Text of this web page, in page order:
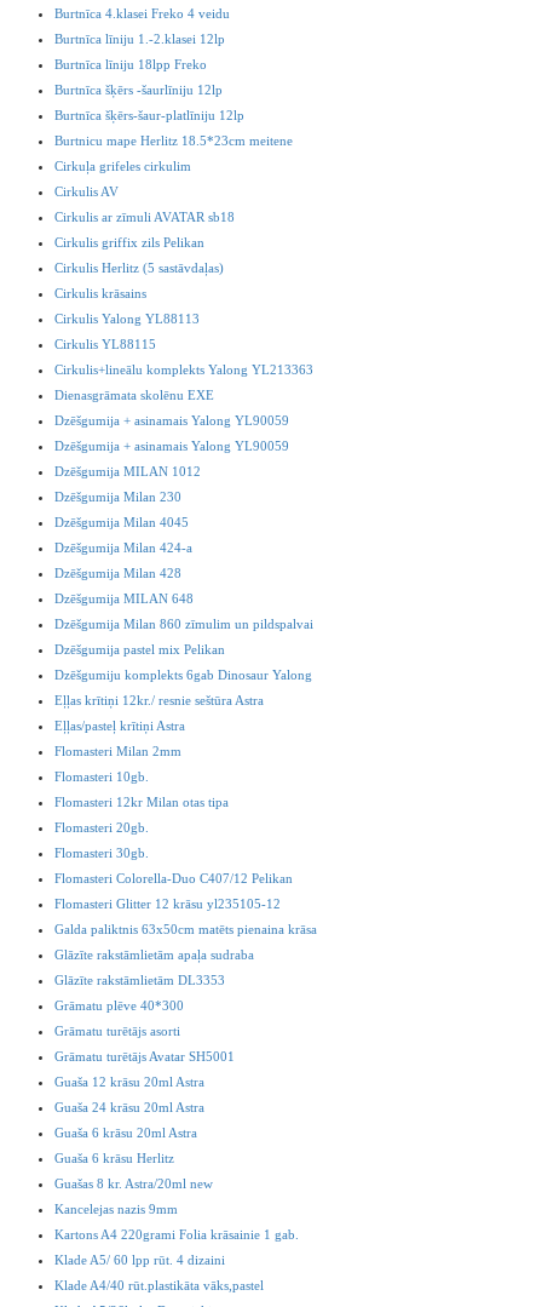
Burtnīca 4.klasei Freko 4 veidu
Burtnīca līniju 1.-2.klasei 12lp
Burtnīca līniju 18lpp Freko
Burtnīca šķērs -šaurlīniju 12lp
Burtnīca šķērs-šaur-platlīniju 12lp
Burtnicu mape Herlitz 18.5*23cm meitene
Cirkuļa grifeles cirkulim
Cirkulis AV
Cirkulis ar zīmuli AVATAR sb18
Cirkulis griffix zils Pelikan
Cirkulis Herlitz (5 sastāvdaļas)
Cirkulis krāsains
Cirkulis Yalong YL88113
Cirkulis YL88115
Cirkulis+lineālu komplekts Yalong YL213363
Dienasgrāmata skolēnu EXE
Dzēšgumija + asinamais Yalong YL90059
Dzēšgumija + asinamais Yalong YL90059
Dzēšgumija MILAN 1012
Dzēšgumija Milan 230
Dzēšgumija Milan 4045
Dzēšgumija Milan 424-a
Dzēšgumija Milan 428
Dzēšgumija MILAN 648
Dzēšgumija Milan 860 zīmulim un pildspalvai
Dzēšgumija pastel mix Pelikan
Dzēšgumiju komplekts 6gab Dinosaur Yalong
Eļļas krītiņi 12kr./ resnie seštūra Astra
Eļļas/pasteļ krītiņi Astra
Flomasteri Milan 2mm
Flomasteri 10gb.
Flomasteri 12kr Milan otas tipa
Flomasteri 20gb.
Flomasteri 30gb.
Flomasteri Colorella-Duo C407/12 Pelikan
Flomasteri Glitter 12 krāsu yl235105-12
Galda paliktnis 63x50cm matēts pienaina krāsa
Glāzīte rakstāmlietām apaļa sudraba
Glāzīte rakstāmlietām DL3353
Grāmatu plēve 40*300
Grāmatu turētājs asorti
Grāmatu turētājs Avatar SH5001
Guaša 12 krāsu 20ml Astra
Guaša 24 krāsu 20ml Astra
Guaša 6 krāsu 20ml Astra
Guaša 6 krāsu Herlitz
Guašas 8 kr. Astra/20ml new
Kancelejas nazis 9mm
Kartons A4 220grami Folia krāsainie 1 gab.
Klade A5/ 60 lpp rūt. 4 dizaini
Klade A4/40 rūt.plastikāta vāks,pastel